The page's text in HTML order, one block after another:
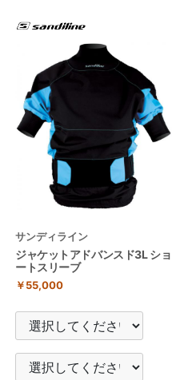
サンディライン
ジャケットアドバンスド3L ショ
ートスリーブ
￥55,000